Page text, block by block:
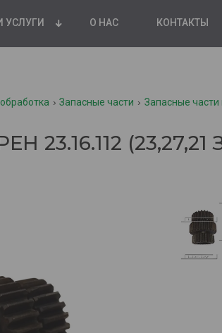
УСЛУГИ О НАС КОНТАКТЫ
Запасные части Запасные
23.16.112 (23,27,21